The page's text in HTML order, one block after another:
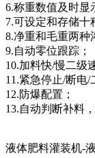
6.称重数值及时显
7.可设定和存储十
8.净重和毛重两种
9.自动零位跟踪；
10.加料快/慢二级
11.紧急停止/断电/
12.防爆配置；
13.自动判断补料
液体肥料灌装机-